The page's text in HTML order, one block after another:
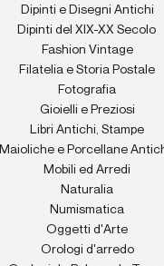
Dipinti e Disegni Antichi
Dipinti del XIX-XX Secolo
Fashion Vintage
Filatelia e Storia Postale
Fotografia
Gioielli e Preziosi
Libri Antichi, Stampe
Maioliche e Porcellane
Mobili ed Arredi
Naturalia
Numismatica
Oggetti d'Arte
Orologi d'arredo